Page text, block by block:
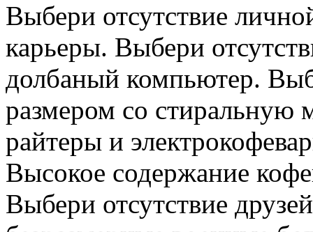
Выбери отсутствие
карьеры. Выбери
долбаный компьютер.
размером со
райтеры и
Высокое содержание
Выбери отсутствие